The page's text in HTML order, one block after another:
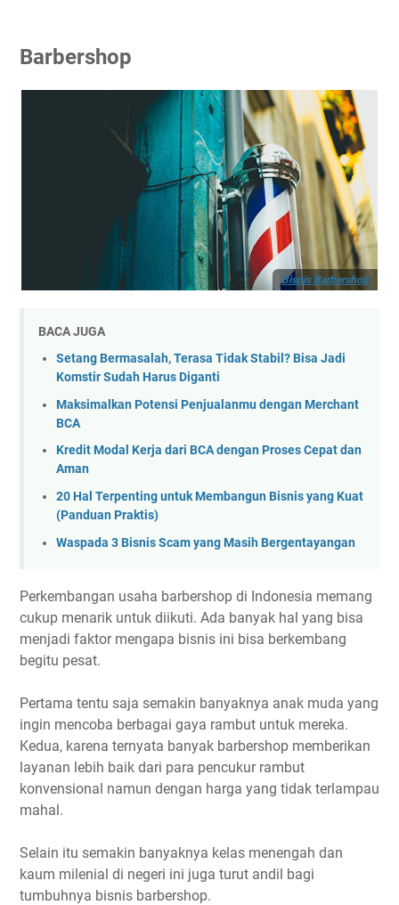
Barbershop
Bisnis Barbershop
BACA JUGA
Setang Bermasalah, Terasa Tidak Stabil? Bisa Jadi
Komstir Sudah Harus Diganti
Maksimalkan Potensi Penjualanmu dengan Merchant
BCA
Kredit Modal Kerja dari BCA dengan Proses Cepat dan
Aman
20 Hal Terpenting untuk Membangun Bisnis yang Kuat
(Panduan Praktis)
Waspada 3 Bisnis Scam yang Masih Bergentayangan
Perkembangan usaha barbershop di Indonesia memang
cukup menarik untuk diikuti. Ada banyak hal yang bisa
menjadi faktor mengapa bisnis ini bisa berkembang
begitu pesat.
Pertama tentu saja semakin banyaknya anak muda yang
ingin mencoba berbagai gaya rambut untuk mereka.
Kedua, karena ternyata banyak barbershop memberikan
layanan lebih baik dari para pencukur rambut
konvensional namun dengan harga yang tidak terlampau
mahal.
Selain itu semakin banyaknya kelas menengah dan
kaum milenial di negeri ini juga turut andil bagi
tumbuhnya bisnis barbershop.